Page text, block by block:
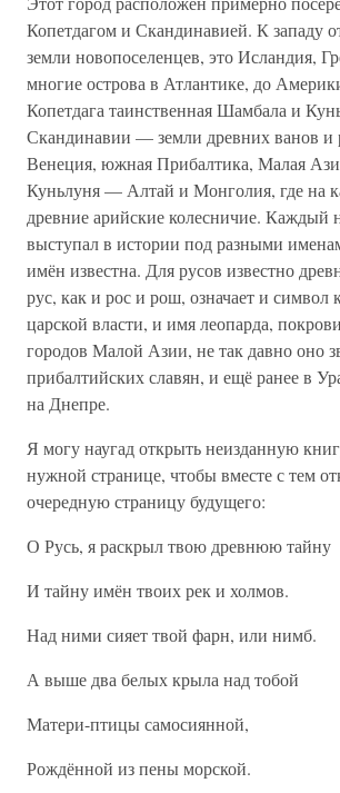
Копетдагом и Скандинавией. К западу
земли новопоселенцев, это Исландия,
многие острова в Атлантике, до
Копетдага таинственная Шамбала и
Скандинавии — земли древних ванов и
Венеция, южная Прибалтика, Малая
Куньлуня — Алтай и Монголия, где на
древние арийские колесничие. Каждый
выступал в истории под разными
имён известна. Для русов известно
рус, как и рос и рош, означает и символ
царской власти, и имя леопарда,
городов Малой Азии, не так давно оно
прибалтийских славян, и ещё ранее в
на Днепре.
Я могу наугад открыть неизданную
нужной странице, чтобы вместе с тем
очередную страницу будущего:
О Русь, я раскрыл твою древнюю тайну
И тайну имён твоих рек и холмов.
Над ними сияет твой фарн, или нимб.
А выше два белых крыла над тобой
Матери-птицы самосиянной,
Рождённой из пены морской.